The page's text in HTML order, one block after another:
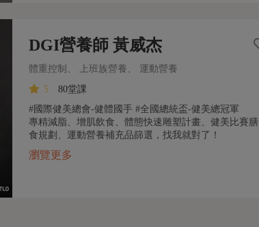
DGI營養師 黃威杰
體重控制、 上班族營養、 運動營養
5
80堂課
#國際健美總會-健體國手 #全國總統盃-健美總冠軍
專精減脂、增肌飲食、體態快速雕塑計畫、健美比賽膳
食規劃、運動營養補充品篩選，找我就對了！
瀏覽更多